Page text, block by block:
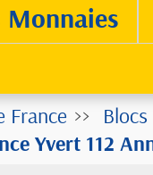
Monnaies
France
Yvert 112